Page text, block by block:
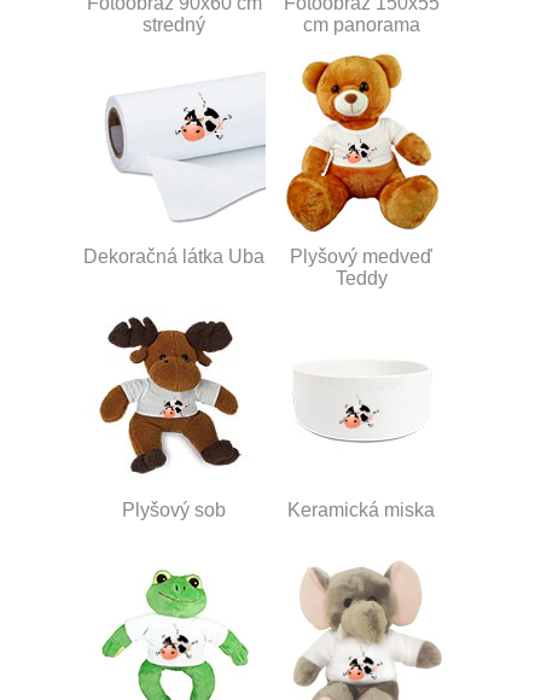
stredný
cm panorama
Dekoračná látka Uba
Plyšový medveď
Teddy
Plyšový sob Keramická miska